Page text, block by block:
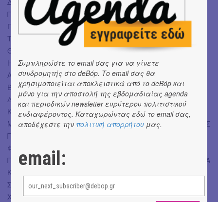
ΠΛΗΚΤΡΑ
ΓΙΩΡΓΟΣ ΘΕΟΔΩΡΟΠΟΥΛΟΣ
ΤΥΜΠΑΝΑ, ELECTRONIC PERCUSSION (PAD)
ΘΑΝΟΣ ΜΙΧΑΗΛΙΔΗΣ
ΗΛΕΚΤΡΙΚΗ ΚΙΘΑΡΑ, SYNTHESIZER
ΑΛΕΚΟΣ ΓΕΩΡΓΟΥΛΟΠΟΥΛΟΣ
ΒΙΟΛΙ, ΗΛΕΚΤΡΙΚΗ ΚΙΘΑΡΑ
ΔΗΜΗΤΡΗΣ ΧΑΤΖΗΖΗΣΗΣ
ΚΟΥΑΡΤΕΤΟ ΕΓΧΟΡΔΩΝ
ΜΙΧΑΛΗΣ ΒΡΕΤΤΑΣ (ΒΙΟΛΙ), ΝΕΦΕΛΗ ΛΙΟΥΤΑ (ΒΙΟΛΙ), ΣΤΕΛΙΟΣ
ΠΑΠΑΝΑΣΤΑΣΗΣ (ΒΙΟΛΑ), ΣΟΦΙΑ ΕΥΚΛΕΙΔΟΥ (ΤΣΕΛΟ)
ΦΩΝΗΤΙΚΑ
ΠΟΛΥΦΩΝΙΚΟ ΣΧΗΜΑ ΔΙΩΝΗ: ΕΙΡΗΝΗ ΚΟΛΙΟΥΣΗ, ΠΑΝΑΓΙΩΤΑ
ΚΟΛΙΟΥΣΗ, ΑΝΘΗ ΚΥΡΚΟΥ
ΣΚΗΝΟΘΕΣΙΑ
ΧΡΗΣΤΟΣ ΣΑΡΡΗΣ
Συμπληρώστε το email σας για να γίνετε
συνδρομητής στο deBόp. Το email σας θα
χρησιμοποιείται αποκλειστικά από το deBόp και
μόνο για την αποστολή της εβδομαδιαίας agenda
και περιοδικών newsletter ευρύτερου πολιτιστικού
ενδιαφέροντος. Καταχωρώντας εδώ το email σας,
αποδέχεστε την πολιτική απορρήτου μας.
email: